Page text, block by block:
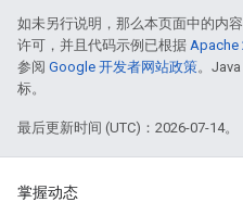
如未另行说明，那么本页面中的内
许可，并且代码示例已根据 Apache
参阅 Google 开发者网站政策。
标。
最后更新时间 (UTC)：2026-07-14。
掌握动态